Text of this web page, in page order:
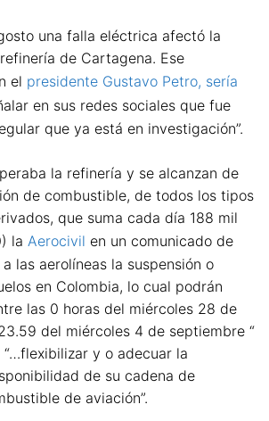
una falla eléctrica afectó la
de Cartagena. Ese
el presidente Gustavo Petro, sería
en sus redes sociales que fue
que ya está en investigación”.
la refinería y se alcanzan de
de combustible, de todos los tipos
que suma cada día 188 mil
la Aerocivil en un comunicado de
las aerolíneas la suspensión o
en Colombia, lo cual podrán
las 0 horas del miércoles 28 de
del miércoles 4 de septiembre “
y o adecuar la
de su cadena de
de aviación”.